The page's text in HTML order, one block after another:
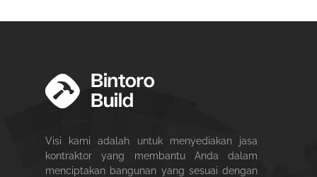
Visi kami adalah untuk menyediakan jasa
kontraktor yang membantu Anda dalam
menciptakan bangunan yang sesuai dengan